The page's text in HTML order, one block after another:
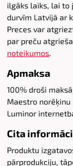
ilgāks laiks, lai to
durvīm Latvijā ar
Preces var
par preču
noteikumos.
Apmaksa
100% droši
Maestro norēķinu
Luminor
Cita
Produktu
pārprodukciju,